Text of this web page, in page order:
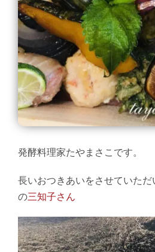
発酵料理家たやまさこです。
長いおつきあいをさせていただ
の三知子さん